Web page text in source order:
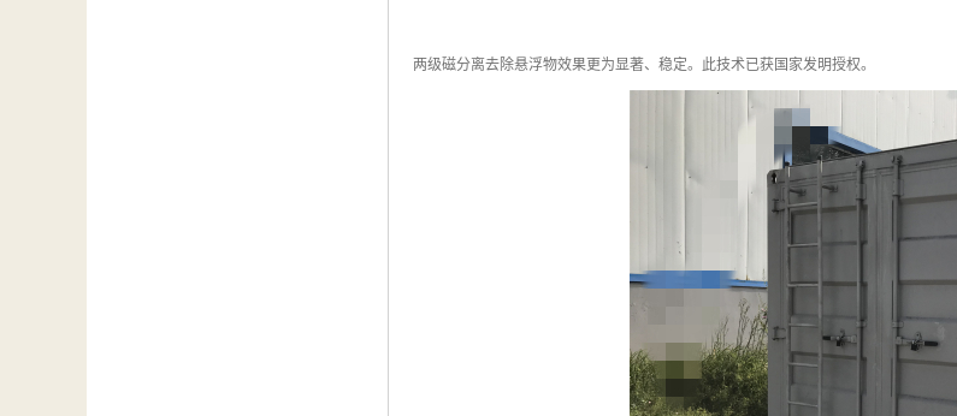
两级磁分离去除悬浮物效果更为显著、稳定。此技术已获国家发明授权。